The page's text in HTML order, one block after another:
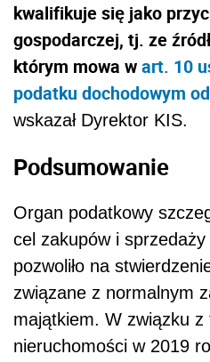
kwalifikuje się jako
gospodarczej, tj. ze
którym mowa wart. 10
podatku dochodowym
wskazał Dyrektor KIS.
Podsumowanie
Organ podatkowy
cel zakupów i
pozwoliło na
związane z normalnym
majątkiem. W związku z
nieruchomości w 2019